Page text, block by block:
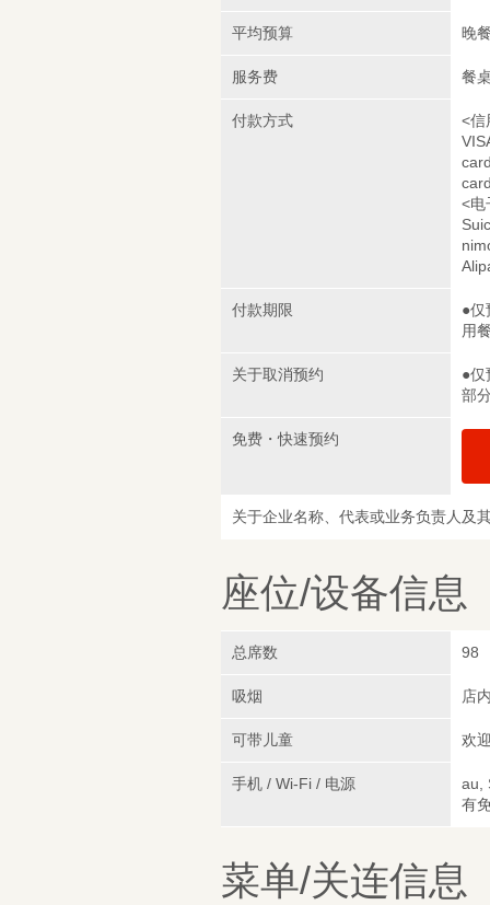
平均预算 晚
服务费 餐
付款方式
<信
<电
付款期限
●仅
用
关于取消预约
●仅
部
免费・快速预约
关于企业名称、代表或业务负责人及
座位/设备信息
总席数 98
吸烟 店
可带儿童 欢
手机 / Wi-Fi / 电源
au,
有
菜单/关连信息